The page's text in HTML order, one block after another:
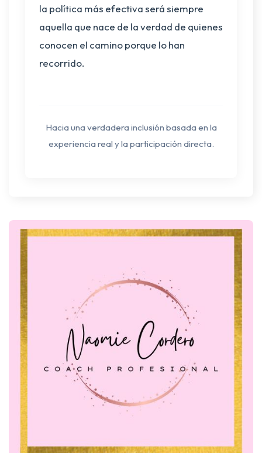
la política más efectiva será siempre
aquella que nace de la verdad de quienes
conocen el camino porque lo han
recorrido.
Hacia una verdadera inclusión basada en la
experiencia real y la participación directa.